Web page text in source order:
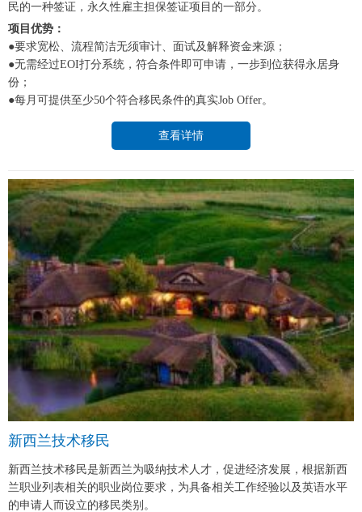
民的一种签证，永久性雇主担保签证项目的一部分。
项目优势：
●要求宽松、流程简洁无须审计、面试及解释资金来源；
●无需经过EOI打分系统，符合条件即可申请，一步到位获得永居身
份；
●每月可提供至少50个符合移民条件的真实Job Offer。
查看详情
新西兰技术移民
新西兰技术移民是新西兰为吸纳技术人才，促进经济发展，根据新西
兰职业列表相关的职业岗位要求，为具备相关工作经验以及英语水平
的申请人而设立的移民类别。